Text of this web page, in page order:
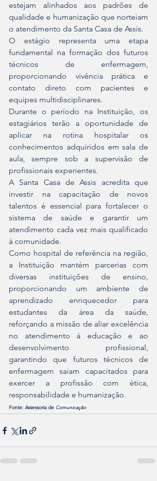
estejam alinhados aos padrões de
qualidade e humanização que norteiam
o atendimento da Santa Casa de Assis.
O estágio representa uma etapa
fundamental na formação dos futuros
técnicos de enfermagem,
proporcionando vivência prática e
contato direto com pacientes e
equipes multidisciplinares.
Durante o período na Instituição, os
estagiários terão a oportunidade de
aplicar na rotina hospitalar os
conhecimentos adquiridos em sala de
aula, sempre sob a supervisão de
profissionais experientes.
A Santa Casa de Assis acredita que
investir na capacitação de novos
talentos é essencial para fortalecer o
sistema de saúde e garantir um
atendimento cada vez mais qualificado
à comunidade.
Como hospital de referência na região,
a Instituição mantém parcerias com
diversas instituições de ensino,
proporcionando um ambiente de
aprendizado enriquecedor para
estudantes da área da saúde,
reforçando a missão de aliar excelência
no atendimento à educação e ao
desenvolvimento profissional,
garantindo que futuros técnicos de
enfermagem saiam capacitados para
exercer a profissão com ética,
responsabilidade e humanização.
Fonte: Assessoria de Comunicação